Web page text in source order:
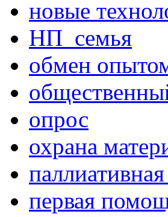
новые
НП_семья
обмен
опрос
охрана
первая